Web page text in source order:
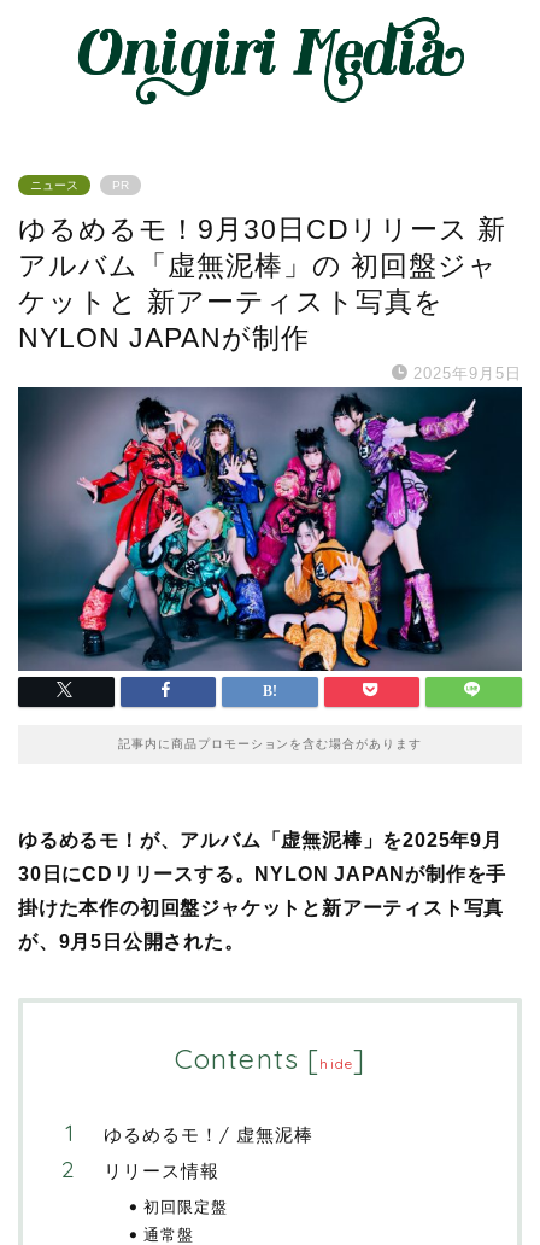
ニュース PR
ゆるめるモ！9月30日CDリリース 新
アルバム「虚無泥棒」の 初回盤ジャ
ケットと 新アーティスト写真を
NYLON JAPANが制作
2025年9月5日
記事内に商品プロモーションを含む場合があります
ゆるめるモ！が、アルバム「虚無泥棒」を2025年9月
30日にCDリリースする。NYLON JAPANが制作を手
掛けた本作の初回盤ジャケットと新アーティスト写真
が、9月5日公開された。
Contents [hide]
ゆるめるモ！/ 虚無泥棒
リリース情報
初回限定盤
通常盤